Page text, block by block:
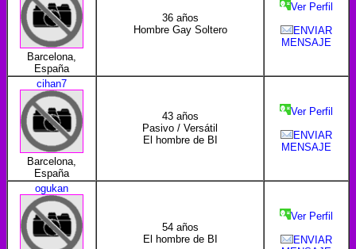
Barcelona,
España
36 años
Hombre Gay Soltero
Ver Perfil
ENVIAR
MENSAJE
cihan7
Barcelona,
España
43 años
Pasivo / Versátil
El hombre de BI
Ver Perfil
ENVIAR
MENSAJE
ogukan
54 años
El hombre de BI
Ver Perfil
ENVIAR